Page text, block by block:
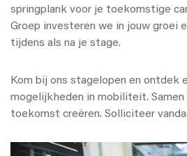
springplank voor je toekomstige
Groep investeren we in jouw groei
tijdens als na je stage.
Kom bij ons stagelopen en ontdek
mogelijkheden in mobiliteit.
toekomst creëren. Solliciteer